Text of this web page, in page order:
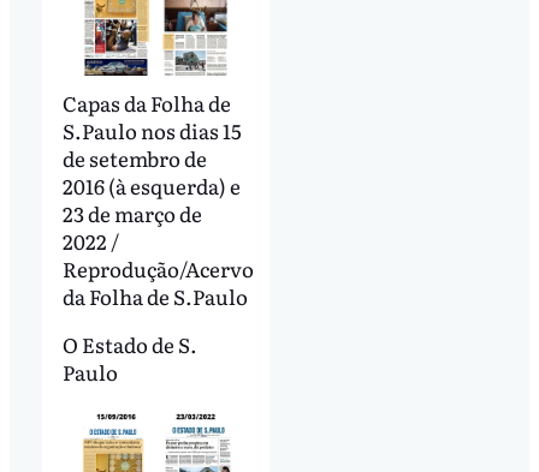
Capas da Folha de
S.Paulo nos dias 15
de setembro de
2016 (à esquerda) e
23 de março de
2022 /
Reprodução/Acervo
da Folha de S.Paulo
O Estado de S.
Paulo